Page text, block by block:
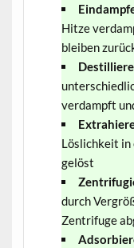
Hitze
bleiben
verdampft
Löslichkeit in
gelöst
durch
Zentrifuge